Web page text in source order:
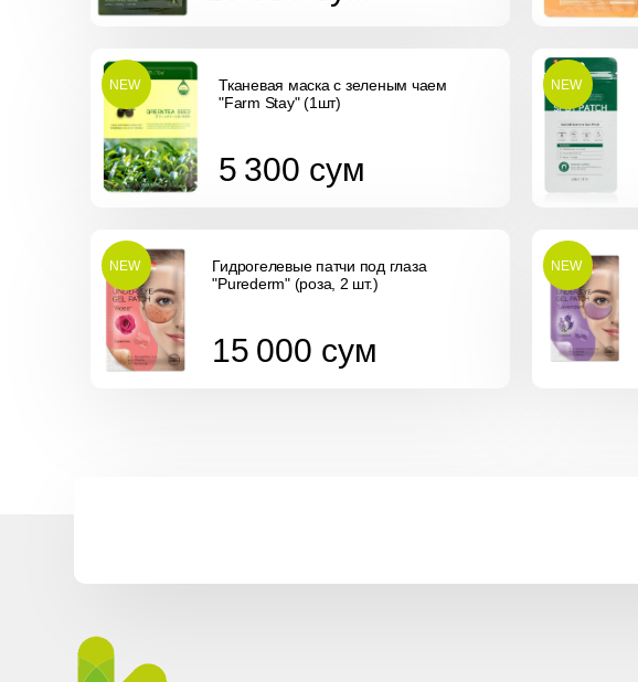
Тканевая маска с зеленым чаем
"Farm Stay" (1шт)
5 300 сум
NEW NEW
Гидрогелевые патчи под глаза
"Purederm" (роза, 2 шт.)
15 000 сум
NEW NEW